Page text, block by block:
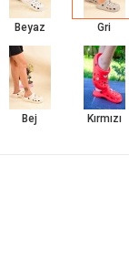
Beyaz Gri
Bej Kırmızı